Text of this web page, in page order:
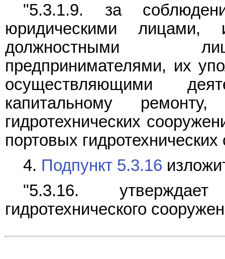
"5.3.1.9. за
юридическими
должностными
предпринимателями, их
осуществляющими
капитальному
гидротехнических
портовых
4. Подпункт 5.3.16
"5.3.16.
гидротехнического